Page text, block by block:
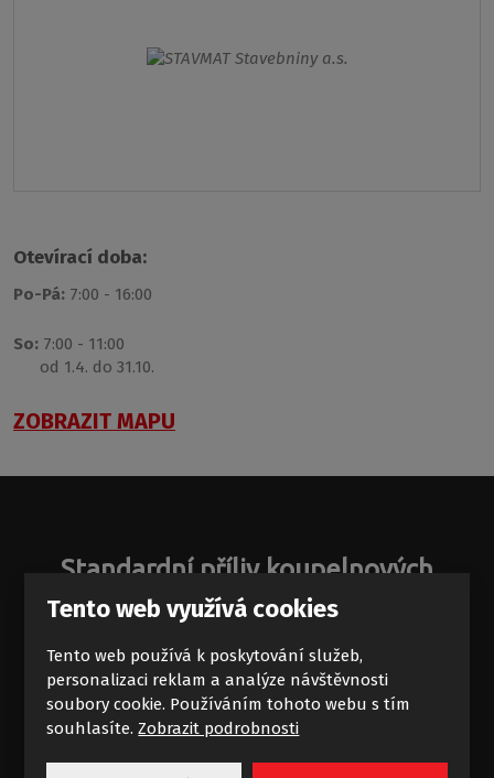
Otevírací doba:
Po-Pá: 7:00 - 16:00
So: 7:00 - 11:00
od 1.4. do 31.10.
ZOBRAZIT MAPU
Standardní příliv koupelnových
zajímavostí
Novinky a akce na e-mail
Tento web využívá cookies
Tento web používá k poskytování služeb,
personalizaci reklam a analýze návštěvnosti
soubory cookie. Používáním tohoto webu s tím
souhlasíte.Zobrazit podrobnosti